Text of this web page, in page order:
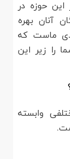
حوزه در
آنان بهره
ماست که
را زیر این
وابسته